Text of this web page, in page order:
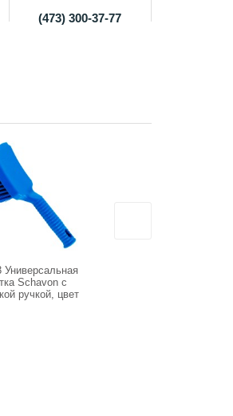
(473) 300-37-77
Универсальная
Schavon с
ручкой, цвет